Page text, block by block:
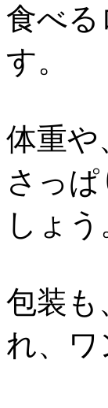
食べ
す。
体重や
さっ
しょう
包装も
れ、